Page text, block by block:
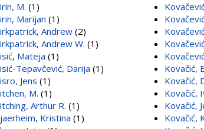
M. (1)
Marijan (1)
Andrew (2)
Andrew W. (1)
Mateja (1)
Tepavčević, Darija (1)
Jens (1)
M. (1)
Arthur R. (1)
Kristina (1)
Kovačić,
Kovačić,
Kovačić,
Kovačić,
Kovačić,